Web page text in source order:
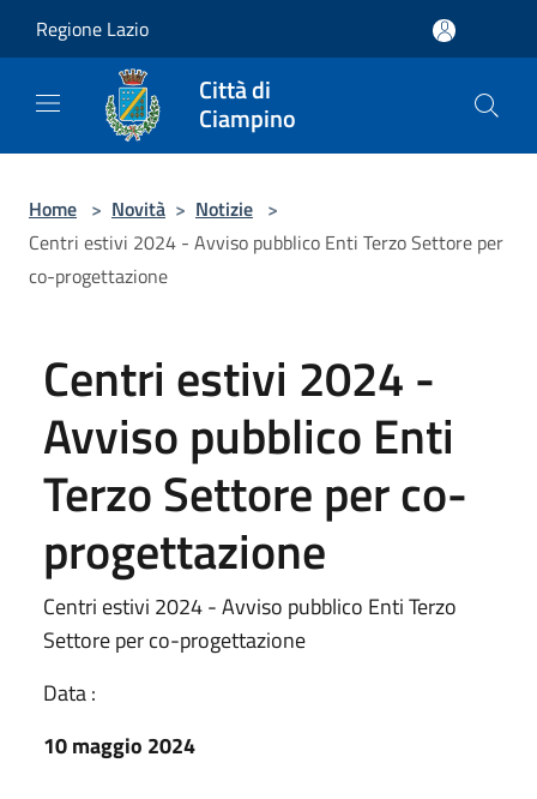
Regione Lazio
Città di
Ciampino
Home > Novità > Notizie >
Centri estivi 2024 - Avviso pubblico Enti Terzo Settore per
co-progettazione
Centri estivi 2024 -
Avviso pubblico Enti
Terzo Settore per co-
progettazione
Centri estivi 2024 - Avviso pubblico Enti Terzo
Settore per co-progettazione
Data :
10 maggio 2024